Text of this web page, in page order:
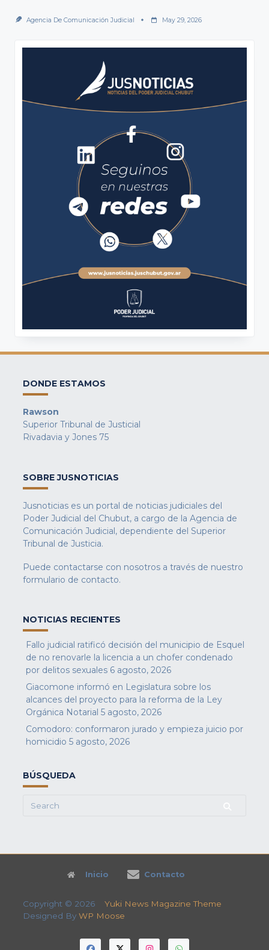
Agencia De Comunicación Judicial May 29, 2026
DONDE ESTAMOS
Rawson
Superior Tribunal de Justicial
Rivadavia y Jones 75
SOBRE JUSNOTICIAS
Jusnoticias es un portal de noticias judiciales del
Poder Judicial del Chubut, a cargo de la Agencia de
Comunicación Judicial, dependiente del Superior
Tribunal de Justicia.
Puede contactarse con nosotros a través de nuestro
formulario de contacto.
NOTICIAS RECIENTES
Fallo judicial ratificó decisión del municipio de Esquel
de no renovarle la licencia a un chofer condenado
por delitos sexuales 6 agosto, 2026
Giacomone informó en Legislatura sobre los
alcances del proyecto para la reforma de la Ley
Orgánica Notarial 5 agosto, 2026
Comodoro: conformaron jurado y empieza juicio por
homicidio 5 agosto, 2026
BÚSQUEDA
Search
Inicio Contacto
Copyright © 2026 Yuki News Magazine Theme
Designed By WP Moose